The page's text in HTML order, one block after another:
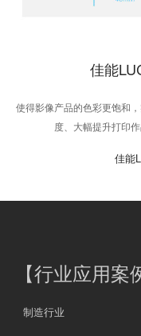
佳能
使得影像产品的色彩更饱和
度、大幅提升打印
佳能
【行业应用案
制造行业